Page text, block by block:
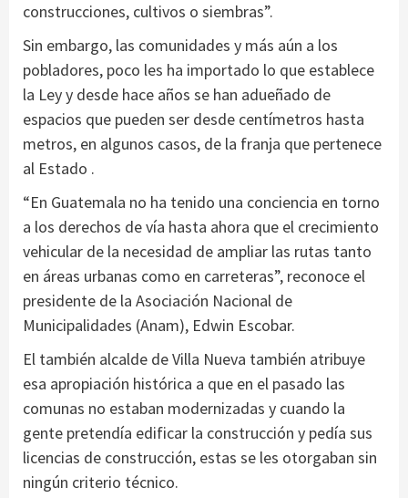
construcciones, cultivos o siembras”.
Sin embargo, las comunidades y más aún a los
pobladores, poco les ha importado lo que establece
la Ley y desde hace años se han adueñado de
espacios que pueden ser desde centímetros hasta
metros, en algunos casos, de la franja que pertenece
al Estado .
“En Guatemala no ha tenido una conciencia en torno
a los derechos de vía hasta ahora que el crecimiento
vehicular de la necesidad de ampliar las rutas tanto
en áreas urbanas como en carreteras”, reconoce el
presidente de la Asociación Nacional de
Municipalidades (Anam), Edwin Escobar.
El también alcalde de Villa Nueva también atribuye
esa apropiación histórica a que en el pasado las
comunas no estaban modernizadas y cuando la
gente pretendía edificar la construcción y pedía sus
licencias de construcción, estas se les otorgaban sin
ningún criterio técnico.